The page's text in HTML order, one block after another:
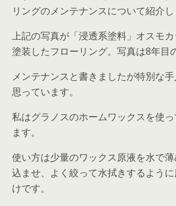
リングのメンテナンスについて紹介し
上記の写真が「浸透系塗料」オスモ
塗装したフローリング。写真は8年目
メンテナンスと書きましたが特別な
思っています。
私はグラノスのホームワックスを使
ます。
使い方は少量のワックス原液を水で
込ませ、よく絞って水拭きするよう
けです。